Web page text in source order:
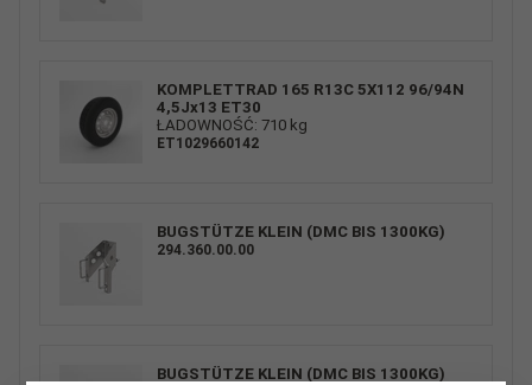
KOMPLETTRAD 165 R13C 5X112 96/94N
4,5Jx13 ET30
ŁADOWNOŚĆ: 710 kg
ET1029660142
BUGSTÜTZE KLEIN (DMC BIS 1300KG)
294.360.00.00
BUGSTÜTZE KLEIN (DMC BIS 1300KG)